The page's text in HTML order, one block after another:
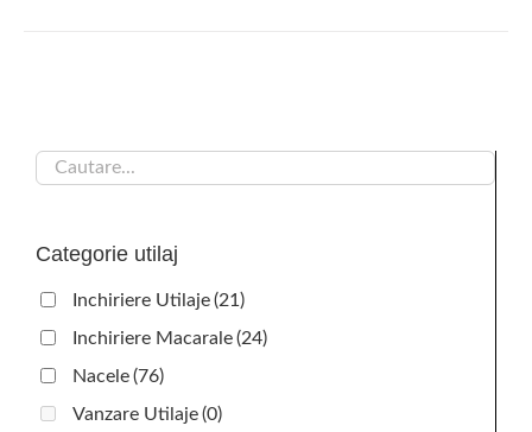
Categorie utilaj
Inchiriere Utilaje(21)
Inchiriere Macarale(24)
Nacele(76)
Vanzare Utilaje(0)